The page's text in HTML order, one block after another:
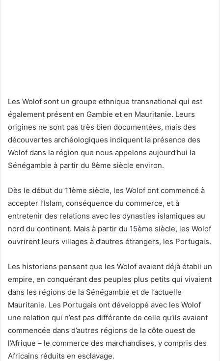
Les Wolof sont un groupe ethnique transnational qui est
également présent en Gambie et en Mauritanie. Leurs
origines ne sont pas très bien documentées, mais des
découvertes archéologiques indiquent la présence des
Wolof dans la région que nous appelons aujourd’hui la
Sénégambie à partir du 8ème siècle environ.
Dès le début du 11ème siècle, les Wolof ont commencé à
accepter l’Islam, conséquence du commerce, et à
entretenir des relations avec les dynasties islamiques au
nord du continent. Mais à partir du 15ème siècle, les Wolof
ouvrirent leurs villages à d’autres étrangers, les Portugais.
Les historiens pensent que les Wolof avaient déjà établi un
empire, en conquérant des peuples plus petits qui vivaient
dans les régions de la Sénégambie et de l’actuelle
Mauritanie. Les Portugais ont développé avec les Wolof
une relation qui n’est pas différente de celle qu’ils avaient
commencée dans d’autres régions de la côte ouest de
l’Afrique – le commerce des marchandises, y compris des
Africains réduits en esclavage.